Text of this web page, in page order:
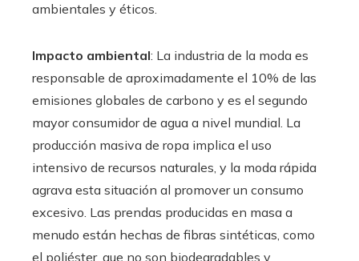
ambientales y éticos.
Impacto ambiental: La industria de la moda es
responsable de aproximadamente el 10% de las
emisiones globales de carbono y es el segundo
mayor consumidor de agua a nivel mundial. La
producción masiva de ropa implica el uso
intensivo de recursos naturales, y la moda rápida
agrava esta situación al promover un consumo
excesivo. Las prendas producidas en masa a
menudo están hechas de fibras sintéticas, como
el poliéster, que no son biodegradables y